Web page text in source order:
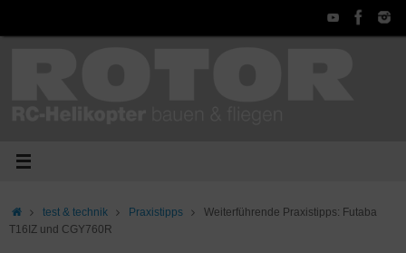
Starttest & technik Praxistipps
Weiterführende Praxistipps: Futaba
T16IZ und CGY760R